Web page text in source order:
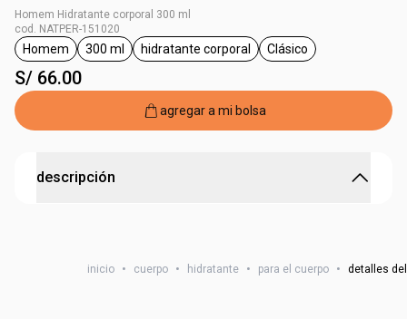
Homem Hidratante corporal 300 ml
cod. NATPER-151020
etiqueta Homem
Homem
etiqueta 300 ml
300 ml
etiqueta hidratante corporal
hidratante corporal
etiqueta Clásico
Clásico
S/ 66.00
agregar a mi bolsa
descripción
hidrata la piel inmediatamente desde el primer uso y
inicio • cuerpo • hidratante • para el cuerpo • detalles